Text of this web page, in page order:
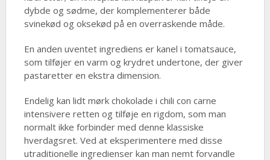
dybde og sødme, der komplementerer både
svinekød og oksekød på en overraskende måde.
En anden uventet ingrediens er kanel i tomatsauce,
som tilføjer en varm og krydret undertone, der giver
pastaretter en ekstra dimension.
Endelig kan lidt mørk chokolade i chili con carne
intensivere retten og tilføje en rigdom, som man
normalt ikke forbinder med denne klassiske
hverdagsret. Ved at eksperimentere med disse
utraditionelle ingredienser kan man nemt forvandle